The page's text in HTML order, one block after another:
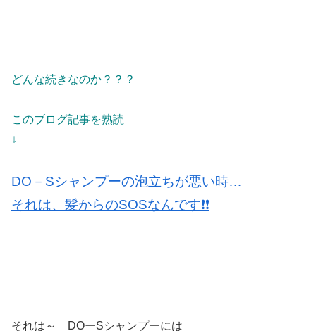
どんな続きなのか？？？
このブログ記事を熟読
↓
DO－Sシャンプーの泡立ちが悪い時…
それは、髪からのSOSなんです❗️❗️
それは～ DOーSシャンプーには